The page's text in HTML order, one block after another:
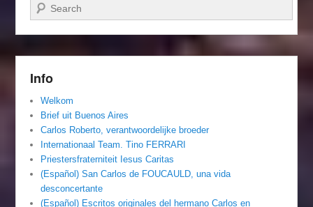
Zoeken
Info
Welkom
Brief uit Buenos Aires
Carlos Roberto, verantwoordelijke broeder
Internationaal Team. Tino FERRARI
Priestersfraterniteit Iesus Caritas
(Español) San Carlos de FOUCAULD, una vida
desconcertante
(Español) Escritos originales del hermano Carlos en